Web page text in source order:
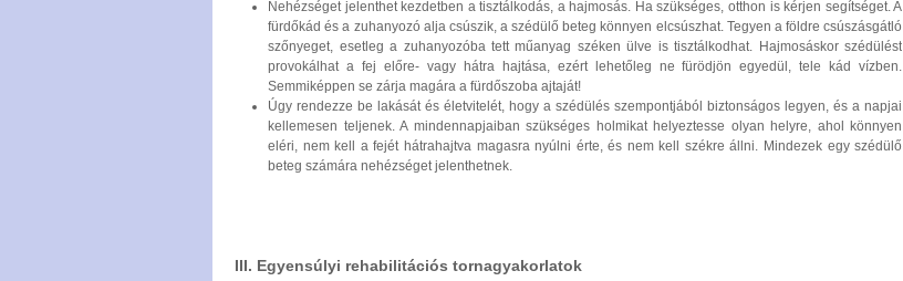
Nehézséget jelenthet kezdetben a tisztálkodás, a hajmosás. Ha szükséges, otthon is kérjen segítséget. A
fürdőkád és a zuhanyozó alja csúszik, a szédülő beteg könnyen elcsúszhat. Tegyen a földre csúszásgátló
szőnyeget, esetleg a zuhanyozóba tett műanyag széken ülve is tisztálkodhat. Hajmosáskor szédülést
provokálhat a fej előre- vagy hátra hajtása, ezért lehetőleg ne fürödjön egyedül, tele kád vízben.
Semmiképpen se zárja magára a fürdőszoba ajtaját!
Úgy rendezze be lakását és életvitelét, hogy a szédülés szempontjából biztonságos legyen, és a napjai
kellemesen teljenek. A mindennapjaiban szükséges holmikat helyeztesse olyan helyre, ahol könnyen
eléri, nem kell a fejét hátrahajtva magasra nyúlni érte, és nem kell székre állni. Mindezek egy szédülő
beteg számára nehézséget jelenthetnek.
III. Egyensúlyi rehabilitációs tornagyakorlatok